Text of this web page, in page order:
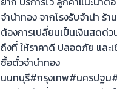
จำนำทอง จากโรงรับจำนำ ร้า
ต้องการเปลี่ยนเป็นเงินสดด่ว
ถึงที่ ให้ราคาดี ปลอดภัย และ
ซื้อตั๋วจำนำทอง
นนทบุรี#กรุงเทพ#นครปฐม